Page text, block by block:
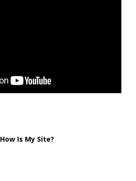
How Is My Site?